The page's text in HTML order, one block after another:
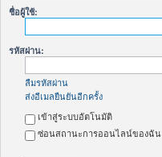
ชื่อผู้ใช้:
รหัสผ่าน:
ลืมรหัสผ่าน
ส่งอีเมลยืนยันอีกครั้ง
เข้าสู่ระบบอัตโนมัติ
ซ่อนสถานะการออนไลน์ของฉัน